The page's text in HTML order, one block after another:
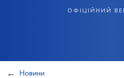
офіційний
Новини